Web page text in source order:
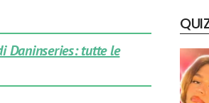
Daninseries: tutte le